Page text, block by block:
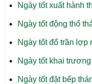
Ngày tốt xuất hành
Ngày tốt động thổ
Ngày tốt đổ trần lợp
Ngày tốt khai
Ngày tốt đặt bếp